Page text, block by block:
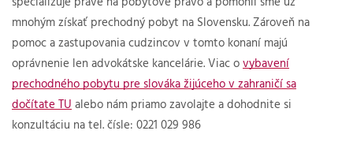
mnohým získať prechodný pobyt na Slovensku. Zároveň na
pomoc a zastupovania cudzincov v tomto konaní majú
oprávnenie len advokátske kancelárie. Viac o vybavení
prechodného pobytu pre slováka žijúceho v zahraničí sa
dočítate TU alebo nám priamo zavolajte a dohodnite si
konzultáciu na tel. čísle: 0221 029 986